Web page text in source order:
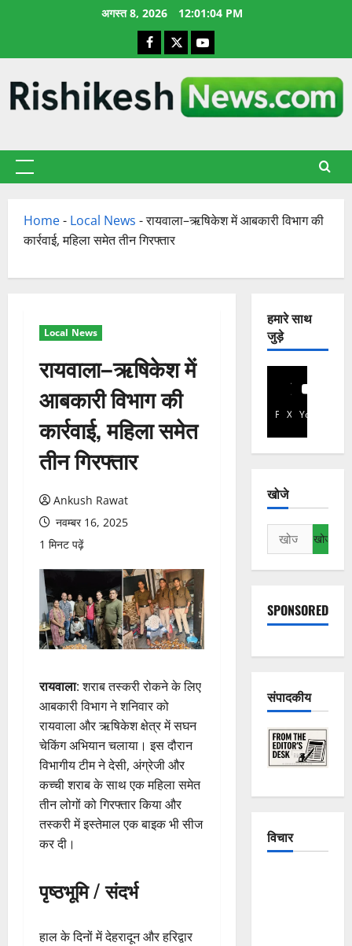
अगस्त 8, 2026 12:01:05 PM
Facebook
X YouTube
प्राथमिक
Home- Local News -रायवाला–ऋषिकेश में आबकारी विभाग की
कार्रवाई, महिला समेत तीन गिरफ्तार
Local News
रायवाला–ऋषिकेश में
आबकारी विभाग की
कार्रवाई, महिला समेत
तीन गिरफ्तार
Ankush Rawat
नवम्बर 16, 2025
1 मिनट पढ़ें
रायवाला: शराब तस्करी रोकने के लिए
आबकारी विभाग ने शनिवार को
रायवाला और ऋषिकेश क्षेत्र में सघन
चेकिंग अभियान चलाया। इस दौरान
विभागीय टीम ने देसी, अंग्रेजी और
कच्ची शराब के साथ एक महिला समेत
तीन लोगों को गिरफ्तार किया और
तस्करी में इस्तेमाल एक बाइक भी सीज
कर दी।
पृष्ठभूमि / संदर्भ
हाल के दिनों में देहरादून और हरिद्वार
हमारे साथ
जुड़े
Facebook
X YouTube
खोजे
निम्न
को
खोजें:
SPONSORED
संपादकीय
विचार